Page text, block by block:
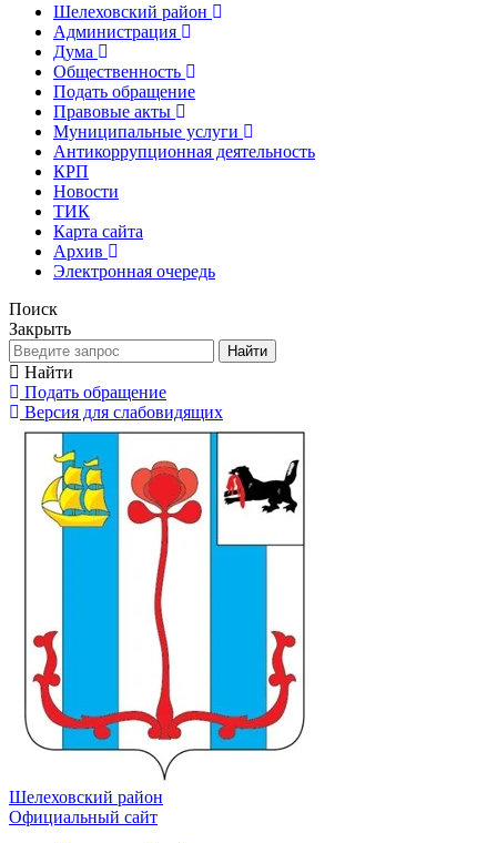
Шелеховский район
Администрация
Дума
Общественность
Подать обращение
Правовые акты
Муниципальные услуги
Антикоррупционная деятельность
КРП
Новости
ТИК
Карта сайта
Архив
Электронная очередь
Поиск
Закрыть
Найти
Найти
Подать обращение
Версия для слабовидящих
Шелеховский район
Официальный сайт